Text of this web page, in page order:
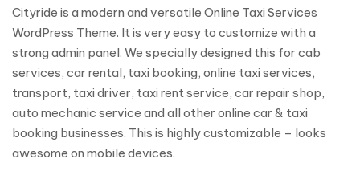
Cityride is a modern and versatile Online Taxi Services
WordPress Theme. It is very easy to customize with a
strong admin panel. We specially designed this for cab
services, car rental, taxi booking, online taxi services,
transport, taxi driver, taxi rent service, car repair shop,
auto mechanic service and all other online car & taxi
booking businesses. This is highly customizable – looks
awesome on mobile devices.